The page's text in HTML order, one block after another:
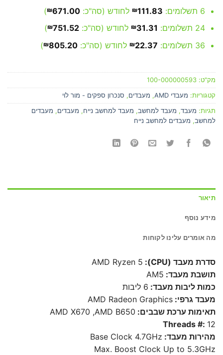
6 תשלומים:
₪111.83 לחודש (סה"כ: ₪671.00
)
24 תשלומים:
₪31.31 לחודש (סה"כ: ₪751.52
)
36 תשלומים:
₪22.37 לחודש (סה"כ: ₪805.20
)
מק"ט: 100-000000593
קטגוריות: מעבדי AMD , מעבדים, סנכרון ספקים - מור לוי
תגיות: מעבד, מעבד למחשב, מעבד למחשב נייח, מעבדים, מעבדים
למחשב, מעבדים למחשב נייח
תיאור
מידע נוסף
מה אומרים עלינו לקוחות
סדרת מעבד (CPU):
AMD Ryzen 5
תושבת מעבד: AM5
כמות ליבות מעבד: 6 ליבות
מעבד גרפי: AMD Radeon Graphics
תאימות ערכת שבבים: AMD X670 ,AMD B650
Threads #: 12
מהירות מעבד: Base Clock 4.7GHz
Max. Boost Clock Up to 5.3GHz